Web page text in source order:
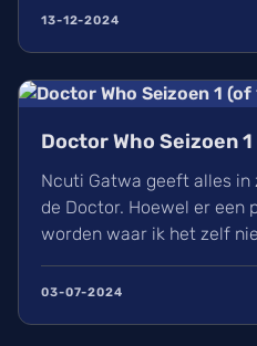
uitlachtelevisie?
13-12-2024
Doctor Who Seizoen
Ncuti Gatwa geeft alles in
de Doctor. Hoewel er een
worden waar ik het zelf
watch met genoeg in
03-07-2024